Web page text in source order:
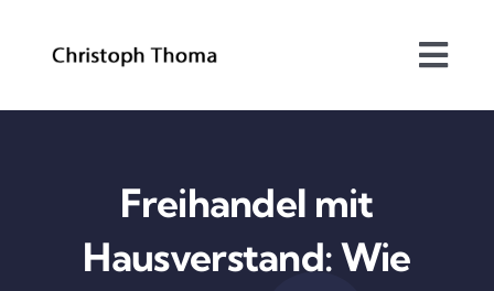
Über mich
Arbeitsschwerpunkte
Freihandel mit
Hausverstand: Wie